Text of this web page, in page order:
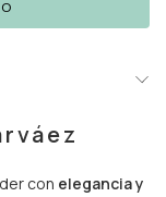
con elegancia y